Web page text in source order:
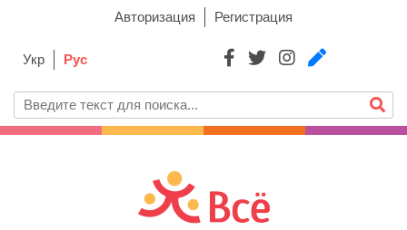
Авторизация Регистрация
Укр Рус